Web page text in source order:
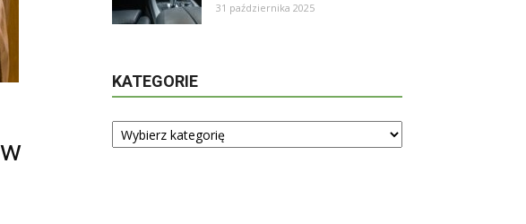
31 października 2025
KATEGORIE
Kategorie